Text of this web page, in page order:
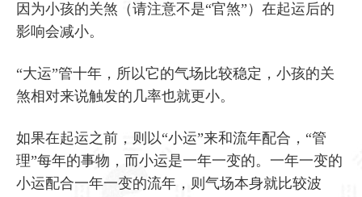
因为小孩的关煞（请注意不是“官煞”）在起运后的
影响会减小。
“大运”管十年，所以它的气场比较稳定，小孩的关
煞相对来说触发的几率也就更小。
如果在起运之前，则以“小运”来和流年配合，“管
理”每年的事物，而小运是一年一变的。一年一变的
小运配合一年一变的流年，则气场本身就比较波